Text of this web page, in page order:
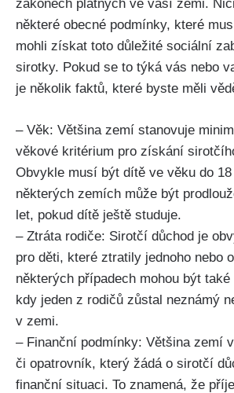
zákonech platných ve vaší zemi.
některé obecné podmínky, které
mohli získat toto důležité sociální
sirotky. Pokud se to týká vás nebo
je několik faktů, které byste měli
– Věk: Většina zemí stanovuje
věkové kritérium pro získání
Obvykle musí být dítě ve věku do
některých zemích může být
let, pokud dítě ještě studuje.
– Ztráta rodiče: Sirotčí důchod je
pro děti, které ztratily jednoho nebo
některých případech mohou být
kdy jeden z rodičů zůstal neznámý
v zemi.
– Finanční podmínky: Většina zemí
či opatrovník, který žádá o sirotčí
finanční situaci. To znamená, že